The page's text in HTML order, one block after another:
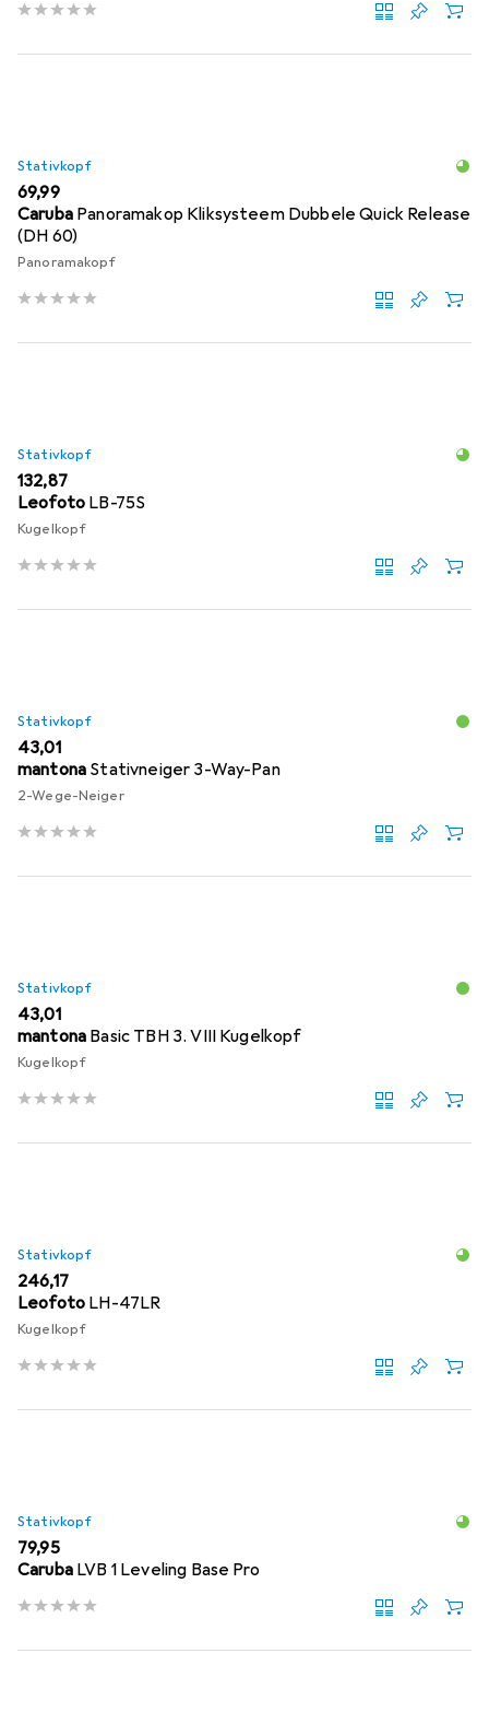
Stativkopf
EUR
69,99
Caruba Panoramakop Kliksysteem Dubbele Quick Release
(DH 60)
Panoramakopf
Stativkopf
EUR
132,87
Leofoto LB-75S
Kugelkopf
Stativkopf
EUR
43,01
mantona Stativneiger 3-Way-Pan
2-Wege-Neiger
Stativkopf
EUR
43,01
mantona Basic TBH 3. VIII Kugelkopf
Kugelkopf
Stativkopf
EUR
246,17
Leofoto LH-47LR
Kugelkopf
Stativkopf
EUR
79,95
Caruba LVB 1 Leveling Base Pro